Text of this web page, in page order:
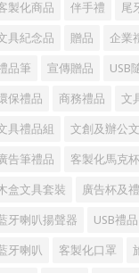
製化商品 伴手禮 尾
具紀念品 贈品 企業
品筆 宣傳贈品 USB
保禮品 商務禮品 文
具禮品組 文創及辦公
告筆禮品 客製化馬克杯
盒文具套裝 廣告杯及
牙喇叭揚聲器 USB禮品
牙喇叭 客製化口罩